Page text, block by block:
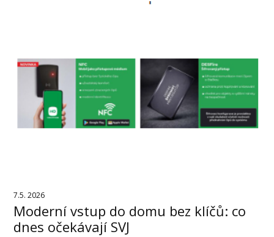
7.5. 2026
Moderní vstup do domu bez klíčů: co
dnes očekávají SVJ